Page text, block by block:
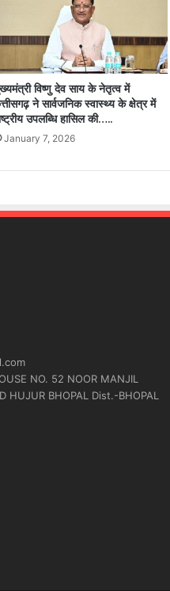
विष्णु देव साय के नेतृत्व में
ने सार्वजनिक स्वास्थ्य के क्षेत्र में
उपलब्धि हासिल की…..
January 7, 2026
NO. 52 NOOR MANJIL
HUJUR BHOPAL Dist.-BHOPAL